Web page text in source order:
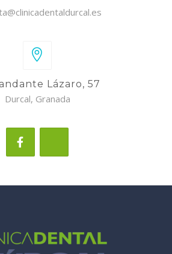
Lázaro, 57
Durcal, Granada